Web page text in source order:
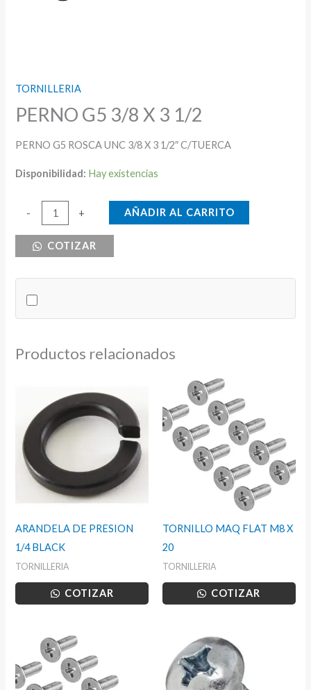
TORNILLERIA
PERNO G5 3/8 X 3 1/2
PERNO G5 ROSCA UNC 3/8 X 3 1/2″ C/TUERCA
Disponibilidad: Hay existencias
-
1/2
cantidad
+ AÑADIR AL CARRITO
COTIZAR
Productos relacionados
ARANDELA DE PRESION
1/4 BLACK
TORNILLERIA
COTIZAR
TORNILLO MAQ FLAT M8 X
20
TORNILLERIA
COTIZAR